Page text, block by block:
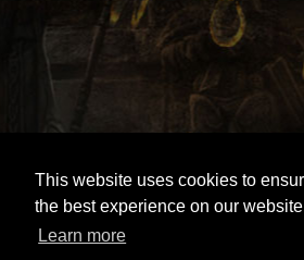
This website uses cookies to
the best experience on our
Learn more